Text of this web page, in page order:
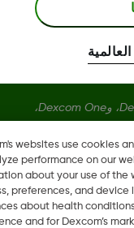
Dexcom، وDexcom Clarity، وDexcom Follow، وDexcom One،
علامات تجارية مسجلة أو علامات تجارية لشركة Dexcom, Inc. في
Dexcom's websites use
to analyze performance
information about your use
address, preferences, and
inferences about health
experience and for